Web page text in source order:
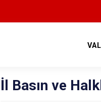
İl Basın ve